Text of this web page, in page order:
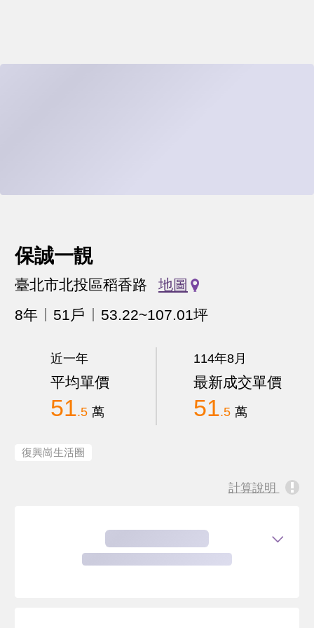
保誠一靚
臺北市北投區稻香路
地圖
8年
51戶 53.22~107.01坪
近一年
平均單價
51.5 萬
114年8月
最新成交單價
51.5 萬
復興崗生活圈
計算說明